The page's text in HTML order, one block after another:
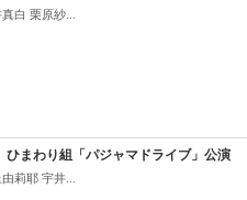
白 栗原紗...
ひまわり組「パジャマドライブ」公演
莉耶 宇井...